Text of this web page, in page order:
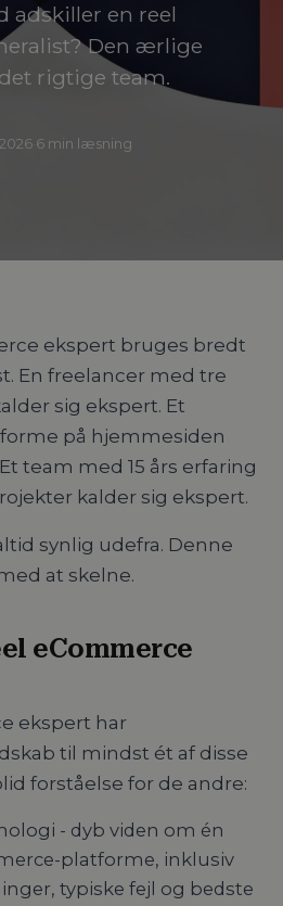
adskiller en reel
Den ærlige
rigtige team.
6 min læsning
ekspert bruges bredt
En freelancer med tre
sig ekspert. Et
på hjemmesiden
team med 15 års erfaring
kalder sig ekspert.
synlig udefra. Denne
at skelne.
eCommerce
ekspert har
til mindst ét af disse
forståelse for de andre:
- dyb viden om én
platforme, inklusiv
typiske fejl og bedste